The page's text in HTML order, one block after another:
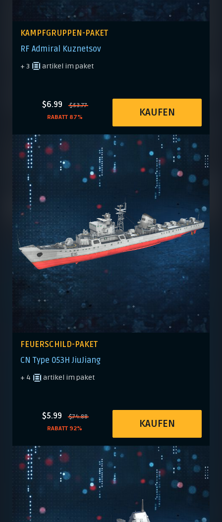
KAMPFGRUPPEN-PAKET
RF Admiral Kuznetsov
+ 3 artikel im paket
$6.99
$53.77
RABATT 87%
KAUFEN
FEUERSCHILD-PAKET
CN Type 053H JiuJiang
+ 4 artikel im paket
$5.99
$74.88
RABATT 92%
KAUFEN